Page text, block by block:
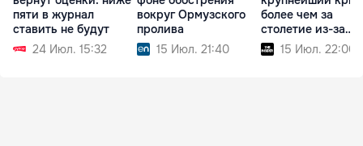
пяти в журнал
ставить не будут
24 Июл. 15:32
вокруг Ормузского
пролива
15 Июл. 21:40
более чем за
столетие из-за
реформ Трампа
15 Июл. 22:00